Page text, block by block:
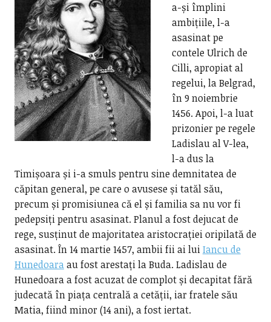
a-și împlini
ambițiile, l-a
asasinat pe
contele Ulrich de
Cilli, apropiat al
regelui, la Belgrad,
în 9 noiembrie
1456. Apoi, l-a luat
prizonier pe regele
Ladislau al V-lea,
l-a dus la
Timișoara și i-a smuls pentru sine demnitatea de
căpitan general, pe care o avusese și tatăl său,
precum și promisiunea că el și familia sa nu vor fi
pedepsiți pentru asasinat. Planul a fost dejucat de
rege, susținut de majoritatea aristocrației oripilată de
asasinat. În 14 martie 1457, ambii fii ai luiIancu de
Hunedoaraau fost arestați la Buda. Ladislau de
Hunedoara a fost acuzat de complot și decapitat fără
judecată în piața centrală a cetății, iar fratele său
Matia, fiind minor (14 ani), a fost iertat.